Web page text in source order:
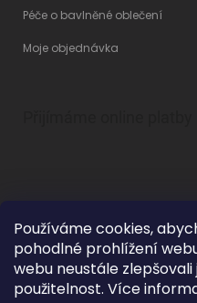
Používáme cookies,
pohodlné prohlížení
webu neustále
použitelnost. Více
Péče o bavlněné oblečení
Moje objednávka